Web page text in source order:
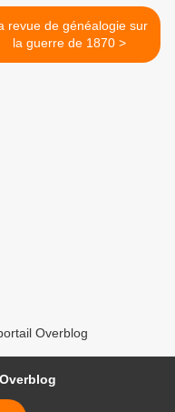
revue de généalogie sur
la guerre de 1870 >
Overblog